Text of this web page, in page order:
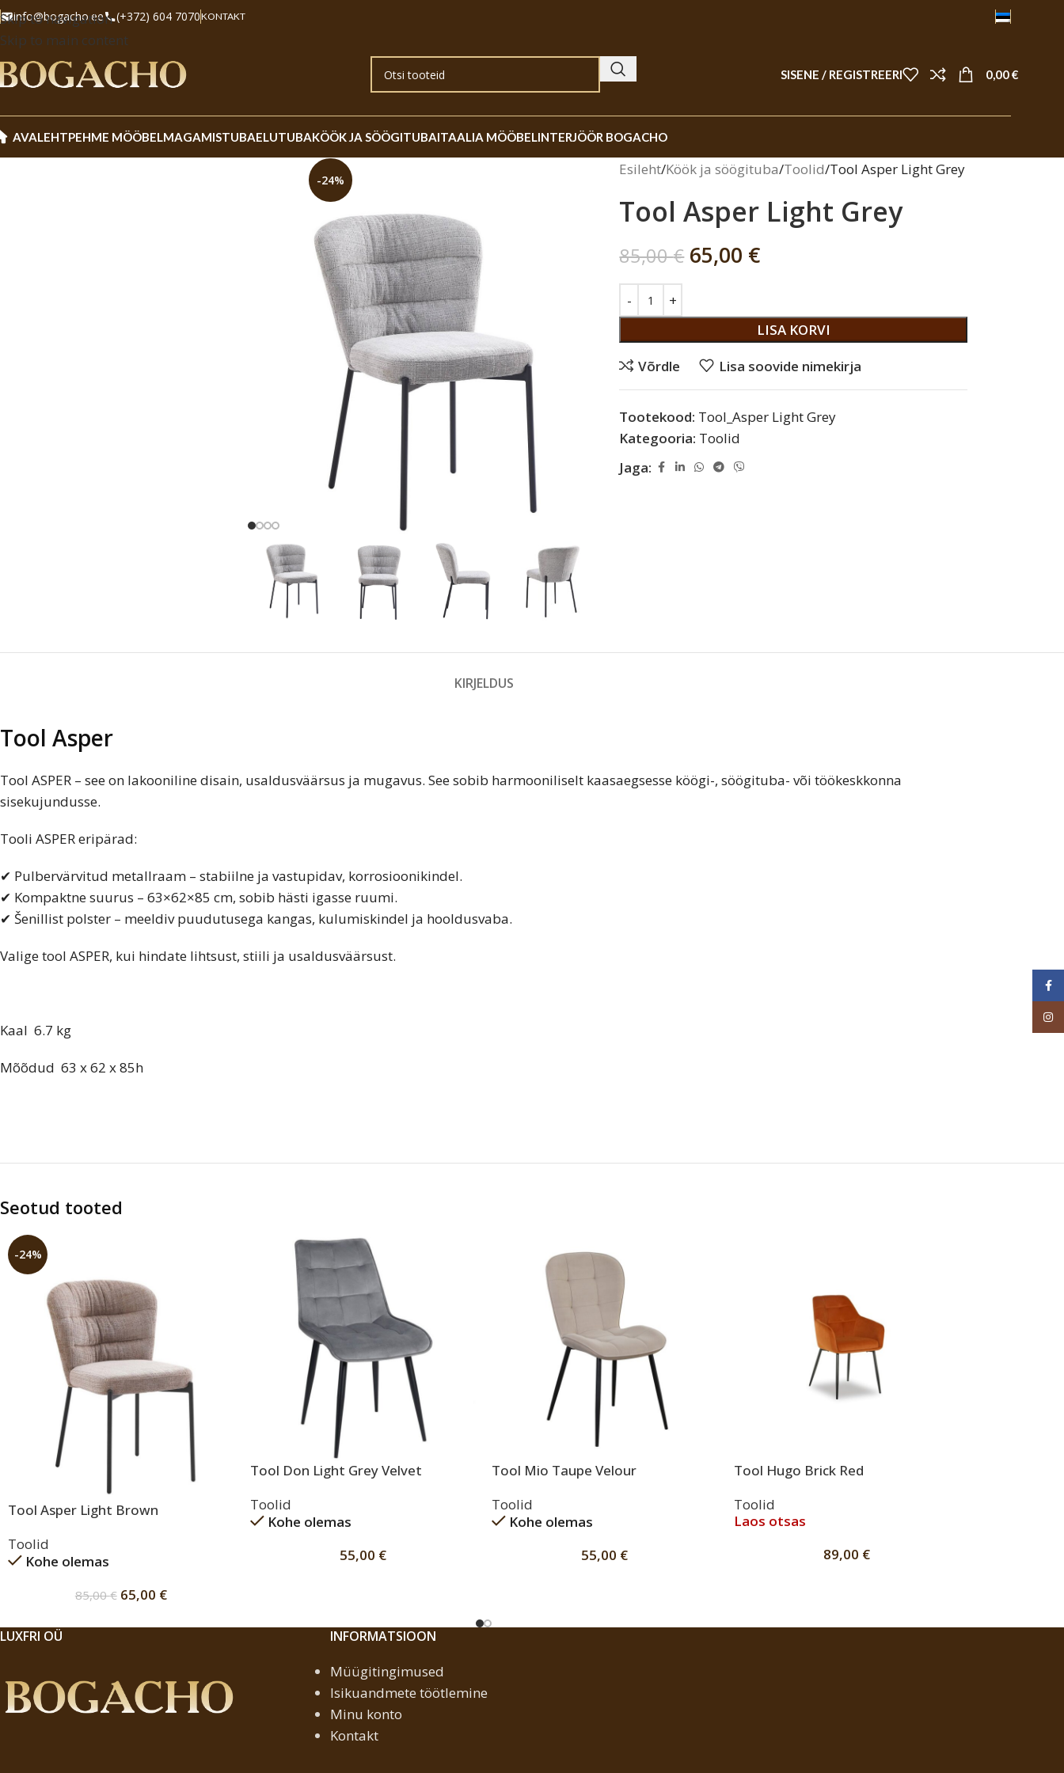
Skip to navigation
Skip to main content
info@bogacho.ee (+372) 604 7070KONTAKT
SISENE / REGISTREERI 0,00€
AVALEHTPEHME MÖÖBEL MAGAMISTUBAELUTUBAKÖÖK JA SÖÖGITUBAITAALIA MÖÖBEL INTERJÖÖR BOGACHO
-24%
Esileht Köök ja söögituba Toolid Tool Asper Light Grey
Tool Asper Light Grey
85,00€ 65,00 €
LISA KORVI
Võrdle
Lisa soovide nimekirja
Tootekood: Tool_Asper Light Grey
Kategooria: Toolid
Jaga:
KIRJELDUS
Tool Asper
Tool ASPER – see on lakooniline disain, usaldusväärsus ja mugavus. See sobib harmooniliselt kaasaegsesse köögi-, söögituba- või töökeskkonna
sisekujundusse.
Tooli ASPER eripärad:
✔ Pulbervärvitud metallraam – stabiilne ja vastupidav, korrosioonikindel.
✔ Kompaktne suurus – 63×62×85 cm, sobib hästi igasse ruumi.
✔ Šenillist polster – meeldiv puudutusega kangas, kulumiskindel ja hooldusvaba.
Valige tool ASPER, kui hindate lihtsust, stiili ja usaldusväärsust.
Kaal 6.7 kg
Mõõdud 63 x 62 x 85h
Seotud tooted
-24%
Tool Asper Light Brown
Toolid
Kohe olemas
85,00€ 65,00 €
Tool Don Light Grey Velvet
Toolid
Kohe olemas
55,00 €
Tool Mio Taupe Velour
Toolid
Kohe olemas
55,00 €
Tool Hugo Brick Red
Toolid
Laos otsas
89,00 €
LUXFRI OÜ INFORMATSIOON
Müügitingimused
Isikuandmete töötlemine
Minu konto
Kontakt